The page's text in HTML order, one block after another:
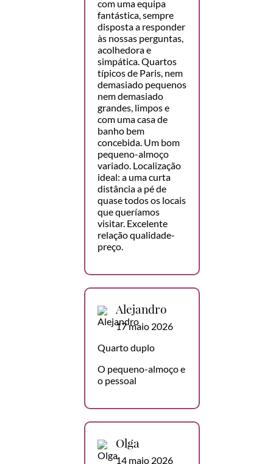
com uma equipa
fantástica, sempre
disposta a responder
às nossas perguntas,
acolhedora e
simpática. Quartos
típicos de Paris, nem
demasiado pequenos
nem demasiado
grandes, limpos e
com uma casa de
banho bem
concebida. Um bom
pequeno-almoço
variado. Localização
ideal: a uma curta
distância a pé de
quase todos os locais
que queríamos
visitar. Excelente
relação qualidade-
preço.
Alejandro
17 maio 2026
Quarto duplo
O pequeno-almoço e
o pessoal
Olga
14 maio 2026